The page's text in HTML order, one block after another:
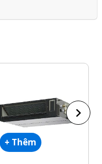
+ Thêm